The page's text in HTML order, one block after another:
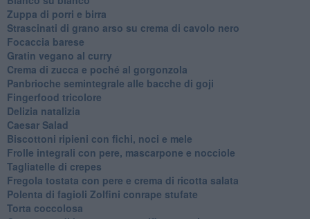
Zuppa di porri e birra
Strascinati di grano arso su crema di cavolo nero
Focaccia barese
Gratin vegano al curry
Crema di zucca e poché al gorgonzola
Panbrioche semintegrale alle bacche di goji
Fingerfood tricolore
Delizia natalizia
Caesar Salad
Biscottoni ripieni con fichi, noci e mele
Frolle integrali con pere, mascarpone e nocciole
Tagliatelle di crepes
Fregola tostata con pere e crema di ricotta salata
Polenta di fagioli Zolfini conrape stufate
Torta coccolosa